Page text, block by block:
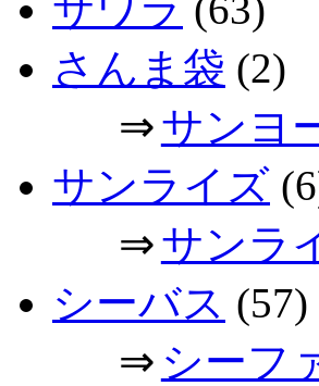
さんま袋 (2)
⇒サンヨ
サンライズ
⇒サンラ
シーバス (57)
⇒ シーフ